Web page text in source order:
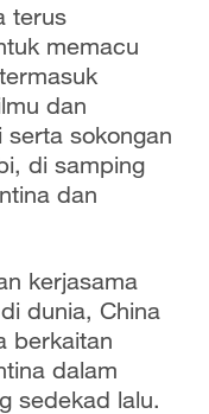
terus
memacu
dan
serta sokongan
di samping
dan
kerjasama
dunia, China
berkaitan
dalam
sedekad lalu.